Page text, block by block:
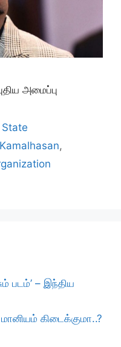
அமைப்பு
State
Kamalhasan,
படம்’ – இந்திய
கிடைக்குமா..?